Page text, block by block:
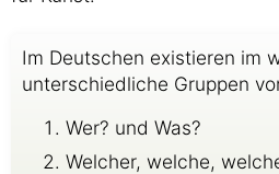
Im Deutschen existieren im
unterschiedliche Gruppen
Wer? und Was?
Welcher, welche,